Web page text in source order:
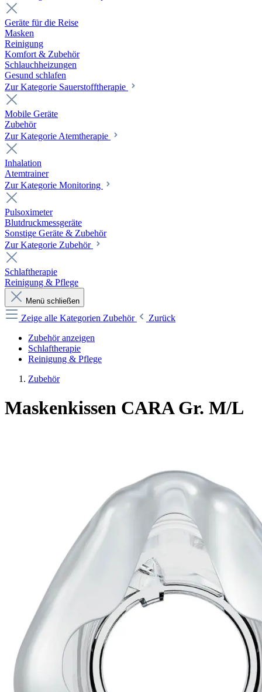
Geräte für die Reise
Masken
Reinigung
Komfort & Zubehör
Schlauchheizungen
Gesund schlafen
Zur Kategorie Sauerstofftherapie
Mobile Geräte
Zubehör
Zur Kategorie Atemtherapie
Inhalation
Atemtrainer
Zur Kategorie Monitoring
Pulsoximeter
Blutdruckmessgeräte
Sonstige Geräte & Zubehör
Zur Kategorie Zubehör
Schlaftherapie
Reinigung & Pflege
Menü schließen
Zeige alle Kategorien Zubehör
Zurück
Zubehör anzeigen
Schlaftherapie
Reinigung & Pflege
Zubehör
Maskenkissen CARA Gr. M/L